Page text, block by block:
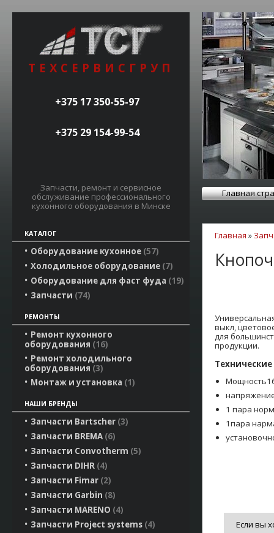
ТЕХСЕРВИСГРУП
+375 17 350-55-97
+375 29 154-99-54
Запчасти, ремонт и сервисное
обслуживание профессионального
кухонного оборудования в Минске
Главная
КАТАЛОГ
Оборудование кухонное 57
Холодильное оборудование 7
Оборудование для фаст фуда 19
Запчасти 74
РЕМОНТЫ
Ремонт кухонного
оборудования 16
Ремонт холодильного
оборудования 3
Монтаж и установка 1
НАШИ БРЕНДЫ
Запчасти Bartscher 3
Запчасти BREMA 6
Запчасти Convotherm 5
Запчасти DIHR 4
Запчасти Fimar 2
Запчасти Garbin 8
Запчасти MARENO 4
Запчасти Project systems 4
Главная »
выкл,
для
продукции.
1 пара
1пара
Если вы